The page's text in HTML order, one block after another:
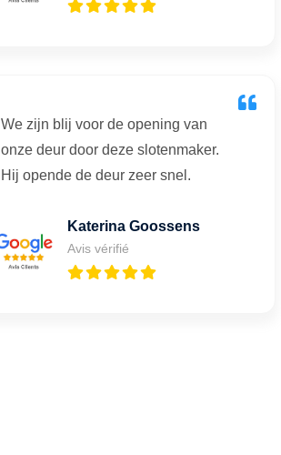
We zijn blij voor de opening van
onze deur door deze slotenmaker.
Hij opende de deur zeer snel.
Katerina Goossens
Avis vérifié